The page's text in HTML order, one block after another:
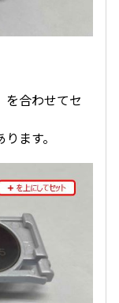
を合わせてセ
ます。